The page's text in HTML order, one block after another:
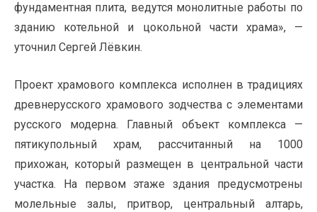
фундаментная плита, ведутся монолитные работы по
зданию котельной и цокольной части храма», —
уточнил Сергей Лёвкин.
Проект храмового комплекса исполнен в традициях
древнерусского храмового зодчества с элементами
русского модерна. Главный объект комплекса —
пятикупольный храм, рассчитанный на 1000
прихожан, который размещен в центральной части
участка. На первом этаже здания предусмотрены
молельные залы, притвор, центральный алтарь,